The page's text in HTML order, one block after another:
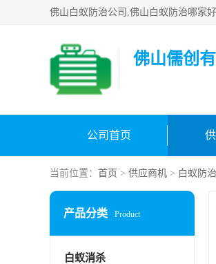
佛山儒创
公司首页
当前位置： 首页 > 供应商机 > 白蚁防治
产品分类 Product
白蚁消杀